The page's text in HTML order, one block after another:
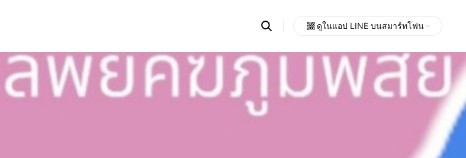
Search
OpenChats
messages
search
area
ดูในแอป LINE บนสมาร์ทโฟน